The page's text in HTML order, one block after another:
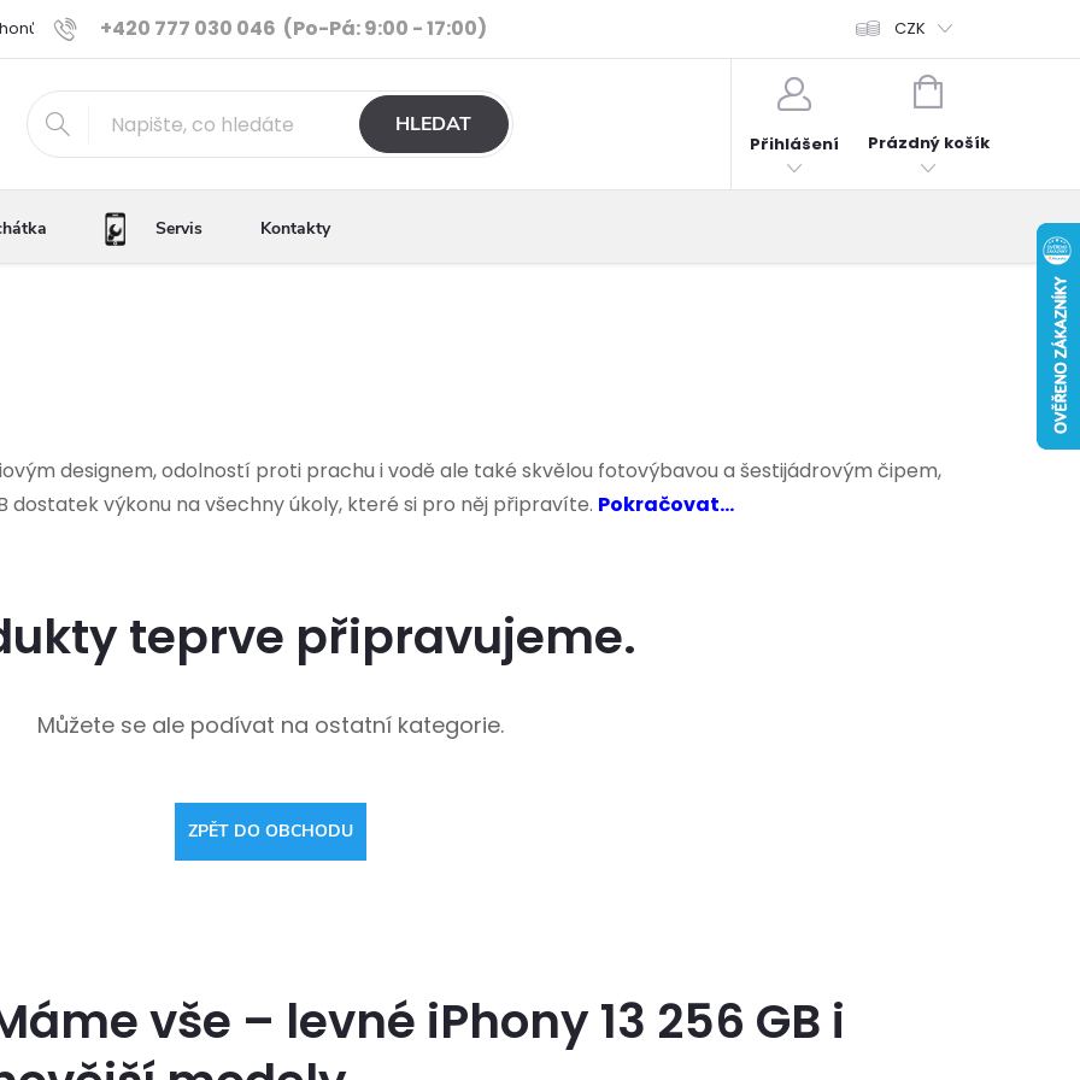
+420 777 030 046 (Po-Pá: 9:00 - 17:00)
Ověřené iPhony Výhody e-shopu Porovnání telefonů Hodnocení obchodu
CZK
HLEDAT
Přihlášení
NÁKUPNÍ
Prázdný košík
Servis Kontakty
designem, odolností proti prachu i vodě ale také skvělou fotovýbavou a šestijádrovým čipem,
dostatek výkonu na všechny úkoly, které si pro něj připravíte. Pokračovat...
teprve připravujeme.
Můžete se ale podívat na ostatní kategorie.
ZPĚT DO OBCHODU
vše – levné iPhony 13 256 GB i